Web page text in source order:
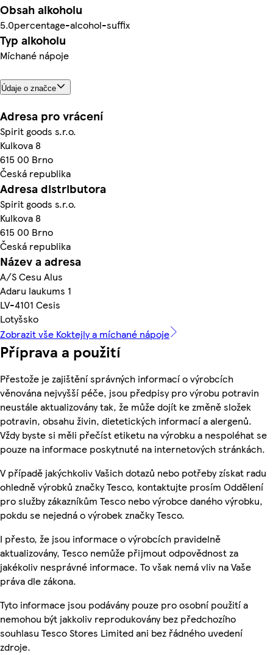
Obsah alkoholu
5.0percentage-alcohol-suffix
Typ alkoholu
Míchané nápoje
Údaje o značce
Adresa pro vrácení
Spirit goods s.r.o.
Kulkova 8
615 00 Brno
Česká republika
Adresa distributora
Spirit goods s.r.o.
Kulkova 8
615 00 Brno
Česká republika
Název a adresa
A/S Cesu Alus
Adaru laukums 1
LV-4101 Cesis
Lotyšsko
Zobrazit vše Koktejly a míchané nápoje
Příprava a použití
Přestože je zajištění správných informací o výrobcích
věnována nejvyšší péče, jsou předpisy pro výrobu potravin
neustále aktualizovány tak, že může dojít ke změně složek
potravin, obsahu živin, dietetických informací a alergenů.
Vždy byste si měli přečíst etiketu na výrobku a nespoléhat se
pouze na informace poskytnuté na internetových stránkách.
V případě jakýchkoliv Vašich dotazů nebo potřeby získat radu
ohledně výrobků značky Tesco, kontaktujte prosím Oddělení
pro služby zákazníkům Tesco nebo výrobce daného výrobku,
pokdu se nejedná o výrobek značky Tesco.
I přesto, že jsou informace o výrobcích pravidelně
aktualizovány, Tesco nemůže přijmout odpovědnost za
jakékoliv nesprávné informace. To však nemá vliv na Vaše
práva dle zákona.
Tyto informace jsou podávány pouze pro osobní použití a
nemohou být jakkoliv reprodukovány bez předchozího
souhlasu Tesco Stores Limited ani bez řádného uvedení
zdroje.